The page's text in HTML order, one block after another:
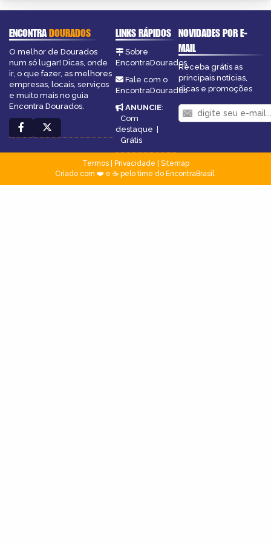
ENCONTRADOURADOS
O melhor de Dourados
num só lugar! Dicas, onde
ir, o que fazer, as melhores
empresas, locais, serviços
e muito mais no guia
Encontra Dourados.
LINKS RÁPIDOS
Sobre
EncontraDourados
Fale com o
EncontraDourados
ANUNCIE:
Com
destaque |
Grátis
NOVIDADES POR E-
MAIL
Receba grátis as
principais notícias,
dicas e promoções
Termos| Privacidade
Sitemap
Criado com ❤️ e ☕ pelo time do EncontraBrasil